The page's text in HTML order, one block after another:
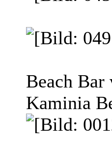
Beach
Kaminia